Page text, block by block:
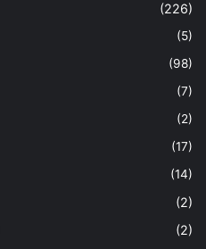
(226)
(5)
(98)
(7)
(2)
(17)
(14)
(2)
(2)